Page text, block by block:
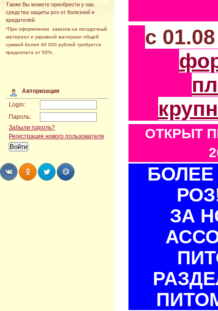
Также Вы можете приобрести у нас
средства защиты роз от болезней и
вредителей.
*При оформлении заказов на посадочный
материал и укрывной материал общей
суммой более 40 000 рублей требуется
предоплата от 50%.
Авторизация
Login:
Пароль:
Забыли пароль?
Регистрация нового пользователя
с
ОТКРЫТ
БОЛЕЕ
ЗА